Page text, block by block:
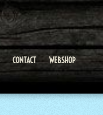
CONTACT
WEBSHOP